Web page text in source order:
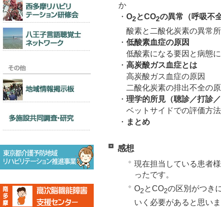
か
・ O2とCO2の異常（呼吸不
酸素と二酸化炭素の異常
・ 低酸素血症の原因
低酸素になる要因と病態
・ 高炭酸ガス血症とは
高炭酸ガス血症の原因
二酸化炭素の排出不全の
・ 理学的所見（聴診／打診
ベットサイドでの評価方法
・ まとめ
感想
現在担当している患者
ったです。
O2 とCO2の区別がつき
いく必要があると思い